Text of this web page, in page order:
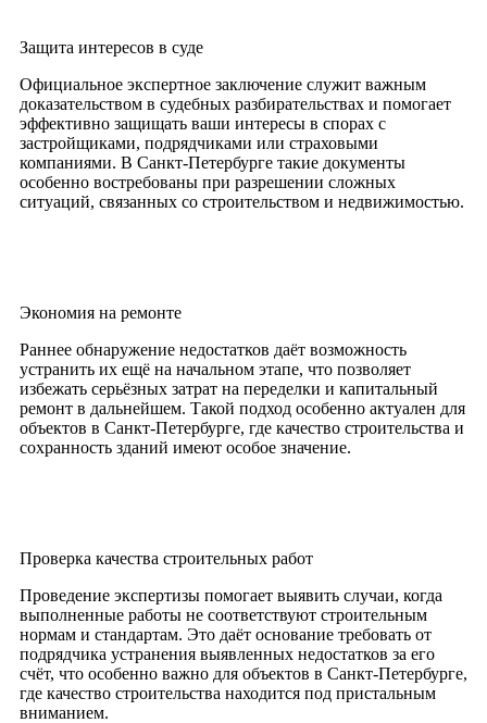
Защита интересов в суде
Официальное экспертное заключение служит важным
доказательством в судебных разбирательствах и помогает
эффективно защищать ваши интересы в спорах с
застройщиками, подрядчиками или страховыми
компаниями. В Санкт-Петербурге такие документы
особенно востребованы при разрешении сложных
ситуаций, связанных со строительством и недвижимостью.
Экономия на ремонте
Раннее обнаружение недостатков даёт возможность
устранить их ещё на начальном этапе, что позволяет
избежать серьёзных затрат на переделки и капитальный
ремонт в дальнейшем. Такой подход особенно актуален для
объектов в Санкт-Петербурге, где качество строительства и
сохранность зданий имеют особое значение.
Проверка качества строительных работ
Проведение экспертизы помогает выявить случаи, когда
выполненные работы не соответствуют строительным
нормам и стандартам. Это даёт основание требовать от
подрядчика устранения выявленных недостатков за его
счёт, что особенно важно для объектов в Санкт-Петербурге,
где качество строительства находится под пристальным
вниманием.